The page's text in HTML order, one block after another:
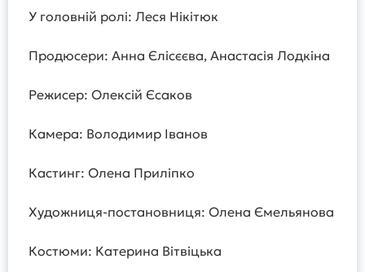
У головній ролі: Леся Нікітюк
Продюсери: Анна Єлісєєва, Анастасія Лодкіна
Режисер: Олексій Єсаков
Камера: Володимир Іванов
Кастинг: Олена Приліпко
Художниця-постановниця: Олена Ємельянова
Костюми: Катерина Вітвіцька